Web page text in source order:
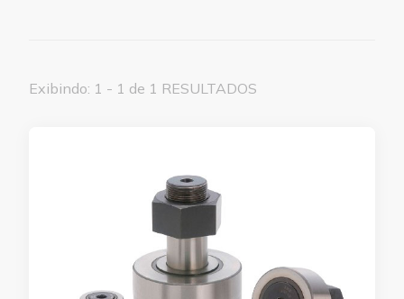
Exibindo: 1 - 1 de 1 RESULTADOS